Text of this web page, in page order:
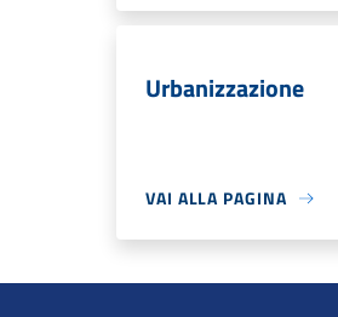
Urbanizzazione
VAI ALLA PAGINA